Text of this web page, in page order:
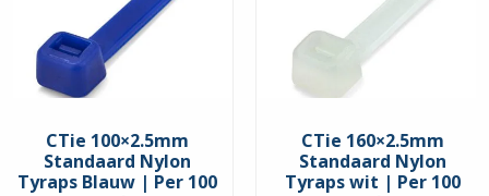
CTie 100×2.5mm
Standaard Nylon
Tyraps Blauw | Per 100
CTie 160×2.5mm
Standaard Nylon
Tyraps wit | Per 100